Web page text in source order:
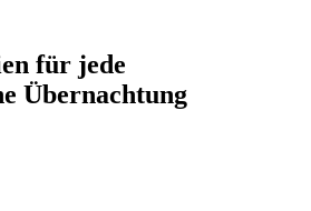
für jede
Übernachtung